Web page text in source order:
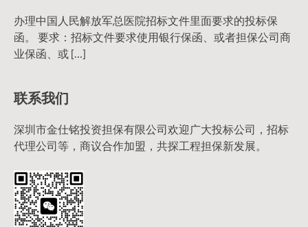
办理中国人民解放军总医院招标文件里面要求的投标保
函。 要求：招标文件要求使用银行保函、或者担保公司商
业保函、或 […]
联系我们
深圳市金仕铭投资担保有限公司欢迎广大投标公司，招标
代理公司等，商议合作加盟，共探工程担保新发展。